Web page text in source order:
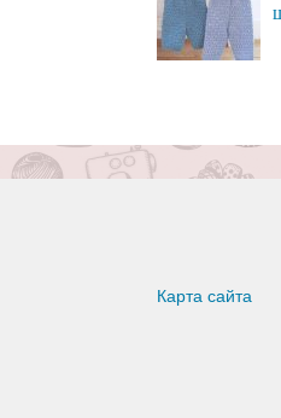
Карта сайта